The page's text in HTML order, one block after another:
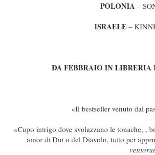
POLONIA –
ISRAELE–
DA FEBBRAIO IN LIBRERIA
«Il bestseller venuto dal
«Cupo intrigo dove svolazzano le tonache, ,
amor di Dio o del Diavolo, tutto per